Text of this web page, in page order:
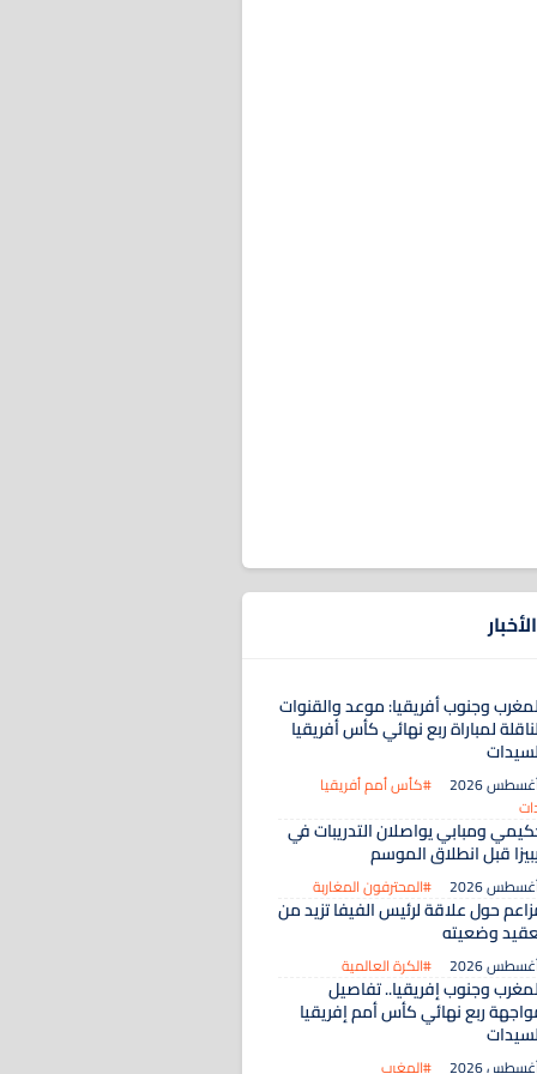
وجنوب أفريقيا: موعد والقنوات
لمباراة ربع نهائي كأس أفريقيا
#كأس أمم أفريقيا
ومبابي يواصلان التدريبات في
قبل انطلاق الموسم
#المحترفون المغاربة
حول علاقة لرئيس الفيفا تزيد من
وضعيته
#الكرة العالمية
وجنوب إفريقيا.. تفاصيل
ربع نهائي كأس أمم إفريقيا
#المغرب